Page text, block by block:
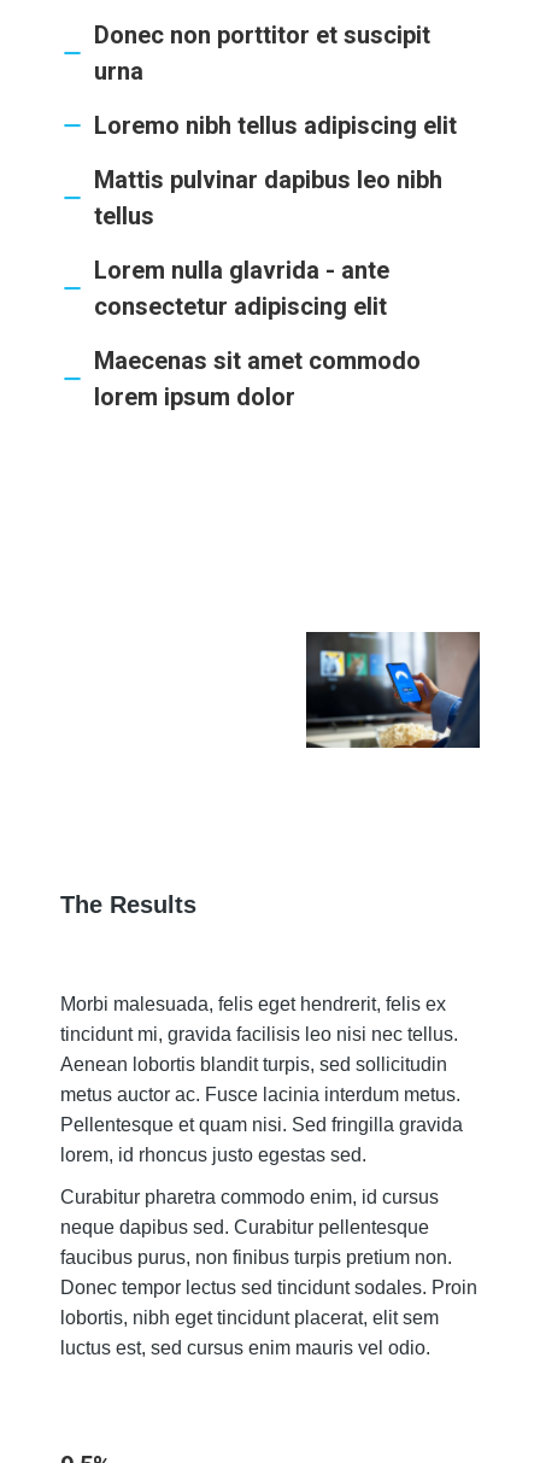
Donec non porttitor et suscipit
urna
Loremo nibh tellus adipiscing elit
Mattis pulvinar dapibus leo nibh
tellus
Lorem nulla glavrida - ante
consectetur adipiscing elit
Maecenas sit amet commodo
lorem ipsum dolor
The Results
Morbi malesuada, felis eget hendrerit, felis ex
tincidunt mi, gravida facilisis leo nisi nec tellus.
Aenean lobortis blandit turpis, sed sollicitudin
metus auctor ac. Fusce lacinia interdum metus.
Pellentesque et quam nisi. Sed fringilla gravida
lorem, id rhoncus justo egestas sed.
Curabitur pharetra commodo enim, id cursus
neque dapibus sed. Curabitur pellentesque
faucibus purus, non finibus turpis pretium non.
Donec tempor lectus sed tincidunt sodales. Proin
lobortis, nibh eget tincidunt placerat, elit sem
luctus est, sed cursus enim mauris vel odio.